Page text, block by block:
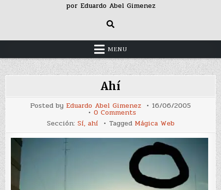
por Eduardo Abel Gimenez
MENU
Ahí
Posted by Eduardo Abel Gimenez 16/06/2005
0 Commentson
Ahí
Sección: Sí, ahí Tagged Mágica Web